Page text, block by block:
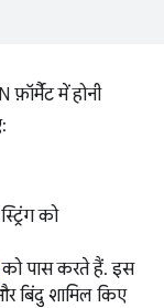
में होनी
को
को पास करते हैं. इस
बिंदु शामिल किए